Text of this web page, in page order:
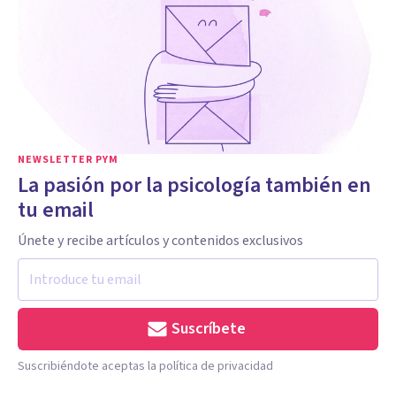
NEWSLETTER PYM
La pasión por la psicología también en
tu email
Únete y recibe artículos y contenidos exclusivos
Suscríbete
Suscribiéndote aceptas la política de privacidad